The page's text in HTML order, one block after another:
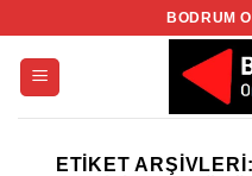
BODRUM
ETIKET ARŞIVLERI: